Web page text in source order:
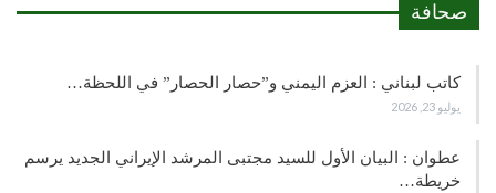
صحافة
كاتب لبناني : العزم اليمني و”حصار الحصار” في اللحظة…
يوليو 23, 2026
عطوان : البيان الأول للسيد مجتبى المرشد الإيراني الجديد يرسم
خريطة…